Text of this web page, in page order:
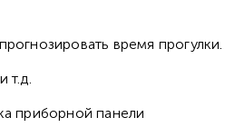
время прогулки.
т.д.
приборной панели